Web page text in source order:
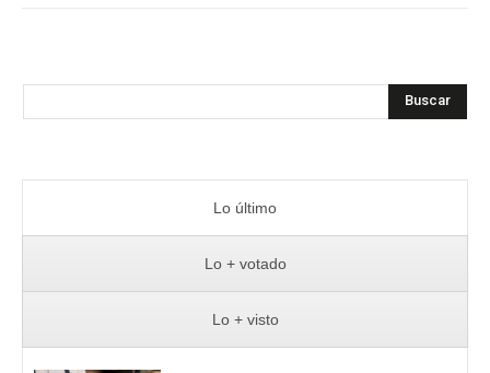
Buscar
Lo último
Lo + votado
Lo + visto